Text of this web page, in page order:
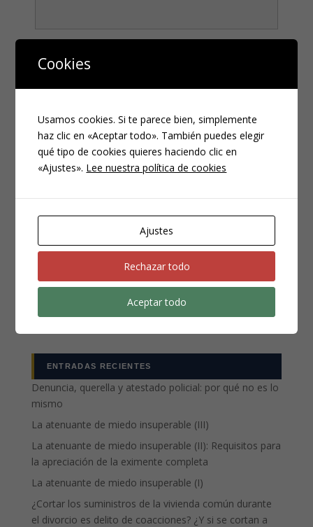
Teléfono
CATEGORÍAS
Compliance
Penal
ENTRADAS RECIENTES
Denuncia, querella y atestado policial: por qué no es lo
mismo
La atenuante de miedo insuperable (III)
La atenuante de miedo insuperable (II): Requisitos para
la apreciación de la eximente completa
La atenuante de miedo insuperable (I)
¿Cortar los suministros de la vivienda común durante
el divorcio es delito de coacciones? ¿Y si se cortan a
Cookies
Usamos cookies. Si te parece bien, simplemente
haz clic en «Aceptar todo». También puedes elegir
qué tipo de cookies quieres haciendo clic en
«Ajustes». Lee nuestra política de cookies
Ajustes
Rechazar todo
Aceptar todo